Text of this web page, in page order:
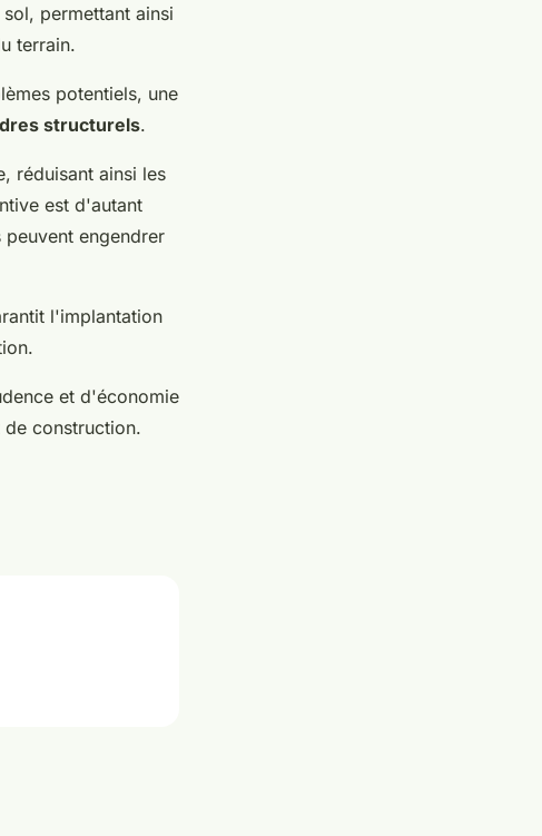
permettant ainsi
terrain.
potentiels, une
structurels.
réduisant ainsi les
est d'autant
engendrer
l'implantation
et d'économie
construction.